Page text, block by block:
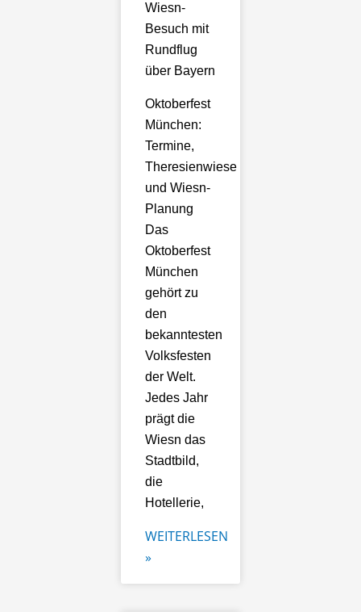
Wiesn-
Besuch mit
Rundflug
über Bayern
Oktoberfest
München:
Termine,
Theresienwiese
und Wiesn-
Planung
Das
Oktoberfest
München
gehört zu
den
bekanntesten
Volksfesten
der Welt.
Jedes Jahr
prägt die
Wiesn das
Stadtbild,
die
Hotellerie,
WEITERLESEN
»